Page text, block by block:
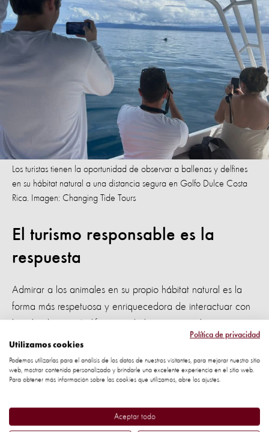
Los turistas tienen la oportunidad de observar a ballenas y delfines
en su hábitat natural a una distancia segura en Golfo Dulce Costa
Rica. Imagen: Changing Tide Tours
El turismo responsable es la
respuesta
Admirar a los animales en su propio hábitat natural es la
forma más respetuosa y enriquecedora de interactuar con
cautiverio, elturismo responsable
no solo evita el
sufrimiento animal, sino que también contribuye a la
conservación de sus entornos. Podemos apoyar iniciativas
proteger y reconocer espacios cruciales para la
conservación de la biodiversidad, incluidas lasÁreas
Política de privacidad
Utilizamos cookies
Podemos utilizarlas para el análisis de los datos de nuestros visitantes, para mejorar nuestro sitio
web, mostrar contenido personalizado y brindarle una excelente experiencia en el sitio web.
Para obtener más información sobre las cookies que utilizamos, abre los ajustes.
Aceptar todo